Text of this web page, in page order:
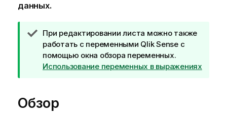
данных.
П
р
и
м
а
н
При редактировании листа можно также
работать с переменными Qlik Senseс
помощью окна обзора переменных.
Использование переменных в выражениях
Обзор